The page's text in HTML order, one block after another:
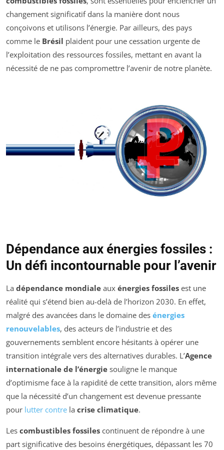
changement significatif dans la manière dont nous
conçoivons et utilisons l’énergie. Par ailleurs, des pays
comme le Brésil plaident pour une cessation urgente de
l’exploitation des ressources fossiles, mettant en avant la
nécessité de ne pas compromettre l’avenir de notre planète.
Dépendance aux énergies fossiles :
Un défi incontournable pour l’avenir
La dépendance mondiale aux énergies fossiles est une
réalité qui s’étend bien au-delà de l’horizon 2030. En effet,
malgré des avancées dans le domaine des énergies
renouvelables, des acteurs de l’industrie et des
gouvernements semblent encore hésitants à opérer une
transition intégrale vers des alternatives durables. L’Agence
internationale de l’énergie souligne le manque
d’optimisme face à la rapidité de cette transition, alors même
que la nécessité d’un changement est devenue pressante
pour lutter contre la crise climatique.
Les combustibles fossiles continuent de répondre à une
part significative des besoins énergétiques, dépassant les 70